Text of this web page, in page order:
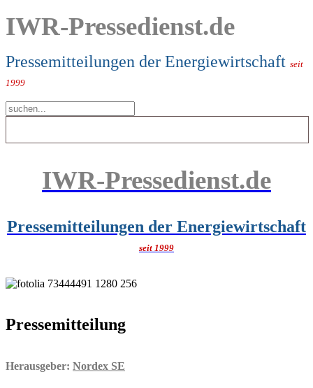
IWR-Pressedienst.de
Pressemitteilungen der Energiewirtschaft seit
1999
IWR-Pressedienst.de
Pressemitteilungen der Energiewirtschaft
seit 1999
Pressemitteilung
Herausgeber: Nordex SE